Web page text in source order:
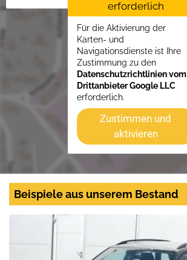
erforderlich
Für die Aktivierung der
Karten- und
Navigationsdienste ist Ihre
Zustimmung zu den
Datenschutzrichtlinien vom
Drittanbieter Google LLC
erforderlich.
Zustimmen und
aktivieren
Beispiele aus unserem Bestand